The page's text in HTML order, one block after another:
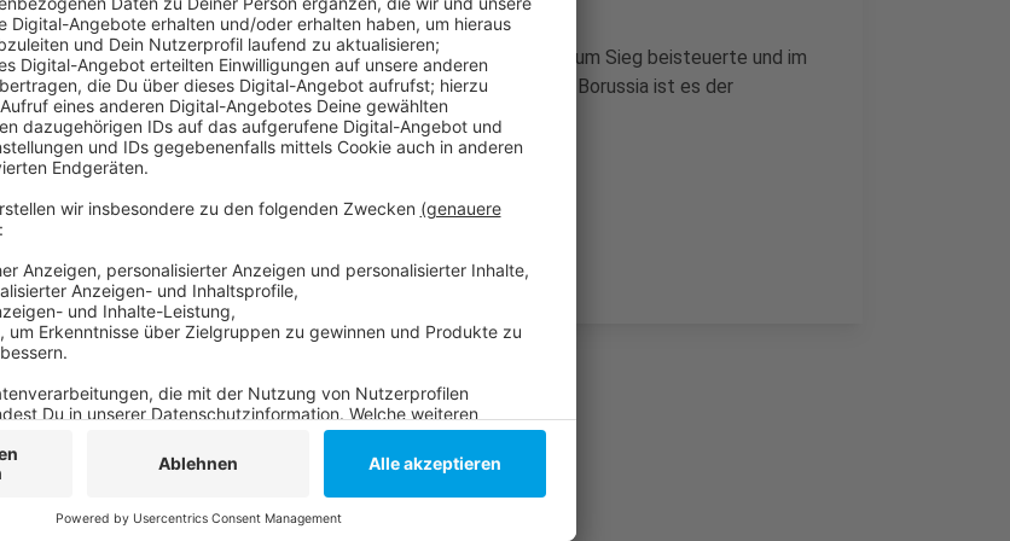
Matchwinner war der Schwede Anton Källberg, der zwei Punkte zum Sieg beisteuerte und im
gesamten Champions-League-Turnier ungeschlagen blieb. Für die Borussia ist es der
insgesamt zwölfte Triumph in der Königsklasse.
Hier geht`s zur Borussia:
Anzeige